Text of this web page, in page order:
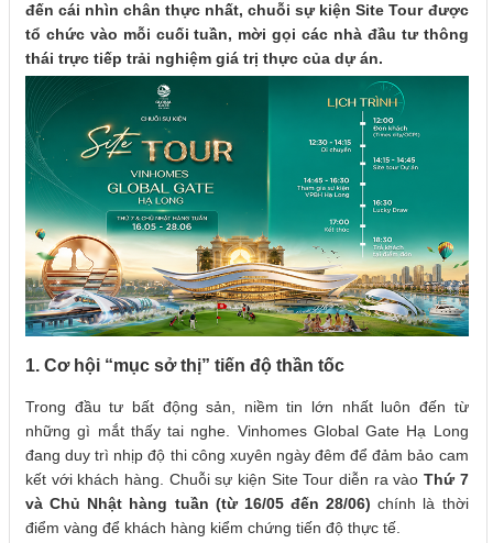
đến cái nhìn chân thực nhất, chuỗi sự kiện Site Tour được
tổ chức vào mỗi cuối tuần, mời gọi các nhà đầu tư thông
thái trực tiếp trải nghiệm giá trị thực của dự án.
1. Cơ hội “mục sở thị” tiến độ thần tốc
Trong đầu tư bất động sản, niềm tin lớn nhất luôn đến từ
những gì mắt thấy tai nghe. Vinhomes Global Gate Hạ Long
đang duy trì nhịp độ thi công xuyên ngày đêm để đảm bảo cam
kết với khách hàng. Chuỗi sự kiện Site Tour diễn ra vào Thứ 7
và Chủ Nhật hàng tuần (từ 16/05 đến 28/06) chính là thời
điểm vàng để khách hàng kiểm chứng tiến độ thực tế.